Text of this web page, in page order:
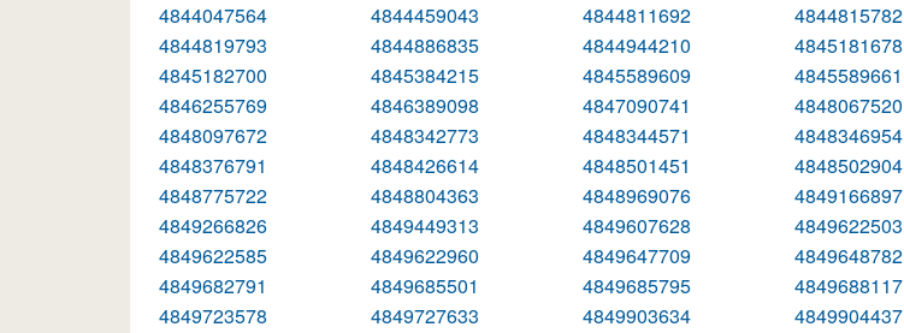
4844047564
4844459043 4844811692
4844815782
4844819793
4844886835 4844944210
4845181678
4845182700
4845384215 4845589609
4845589661
4846255769
4846389098 4847090741
4848067520
4848097672
4848342773 4848344571
4848346954
4848376791
4848426614 4848501451
4848502904
4848775722
4848804363 4848969076
4849166897
4849266826
4849449313 4849607628
4849622503
4849622585
4849622960 4849647709
4849648782
4849682791
4849685501 4849685795
4849688117
4849723578
4849727633 4849903634
4849904437